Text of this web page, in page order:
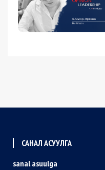
САНАЛ АСУУЛГА
sanal asuulga